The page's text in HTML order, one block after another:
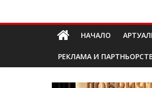
Долап
БГ
изкуство|
НАЧАЛО
РЕКЛАМА И